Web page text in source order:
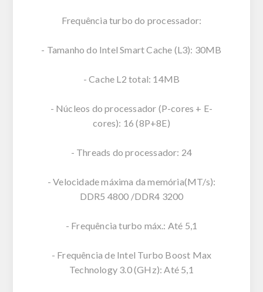
Frequência turbo do processador:
- Tamanho do Intel Smart Cache (L3): 30MB
- Cache L2 total: 14MB
- Núcleos do processador (P-cores + E-
cores): 16 (8P+8E)
- Threads do processador: 24
- Velocidade máxima da memória(MT/s):
DDR5 4800 /DDR4 3200
- Frequência turbo máx.: Até 5,1
- Frequência de Intel Turbo Boost Max
Technology 3.0 (GHz): Até 5,1